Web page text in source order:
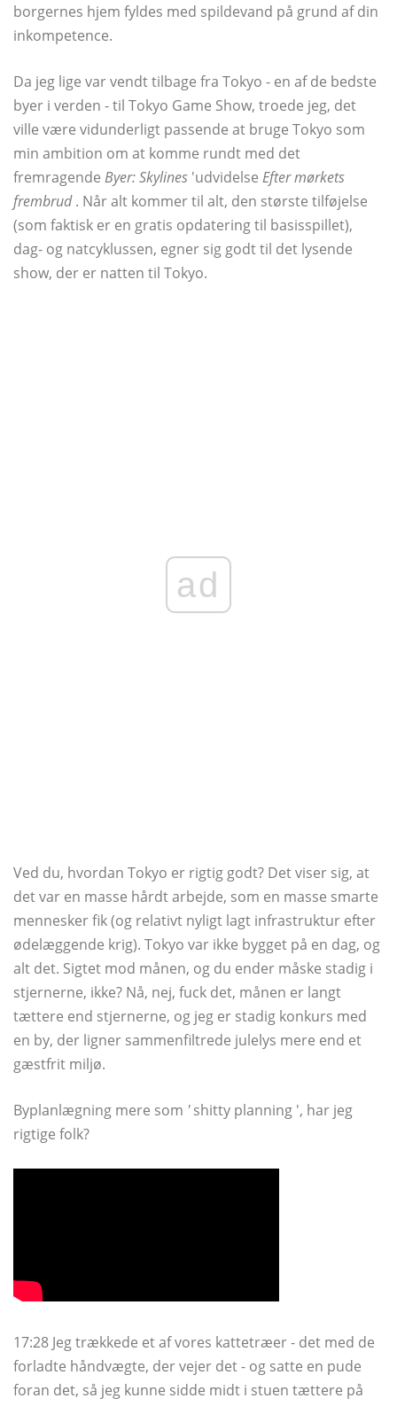
borgernes hjem fyldes med spildevand på grund af din
inkompetence.
Da jeg lige var vendt tilbage fra Tokyo - en af ​​de bedste
byer i verden - til Tokyo Game Show, troede jeg, det
ville være vidunderligt passende at bruge Tokyo som
min ambition om at komme rundt med det
fremragende Byer: Skylines 'udvidelse Efter mørkets
frembrud. Når alt kommer til alt, den største tilføjelse
(som faktisk er en gratis opdatering til basisspillet),
dag- og natcyklussen, egner sig godt til det lysende
show, der er natten til Tokyo.
ad
Ved du, hvordan Tokyo er rigtig godt? Det viser sig, at
det var en masse hårdt arbejde, som en masse smarte
mennesker fik (og relativt nyligt lagt infrastruktur efter
ødelæggende krig). Tokyo var ikke bygget på en dag, og
alt det. Sigtet mod månen, og du ender måske stadig i
stjernerne, ikke? Nå, nej, fuck det, månen er langt
tættere end stjernerne, og jeg er stadig konkurs med
en by, der ligner sammenfiltrede julelys mere end et
gæstfrit miljø.
Byplanlægning mere som 'shitty planning ', har jeg
rigtige folk?
17:28 Jeg trækkede et af vores kattetræer - det med de
forladte håndvægte, der vejer det - og satte en pude
foran det, så jeg kunne sidde midt i stuen tættere på